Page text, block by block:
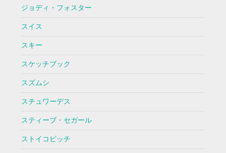
ジョディ・フォスター
スイス
スキー
スケッチブック
スズムシ
スチュワーデス
スティーブ・セガール
ストイコビッチ